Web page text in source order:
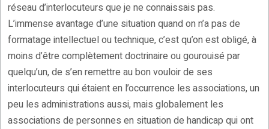
réseau d’interlocuteurs que je ne connaissais pas.
L’immense avantage d’une situation quand on n’a pas de
formatage intellectuel ou technique, c’est qu’on est obligé, à
moins d’être complètement doctrinaire ou gourouisé par
quelqu’un, de s’en remettre au bon vouloir de ses
interlocuteurs qui étaient en l’occurrence les associations, un
peu les administrations aussi, mais globalement les
associations de personnes en situation de handicap qui ont